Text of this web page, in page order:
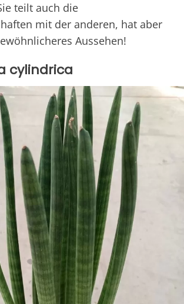
teilt auch die
mit der anderen, hat aber
Aussehen!
cylindrica